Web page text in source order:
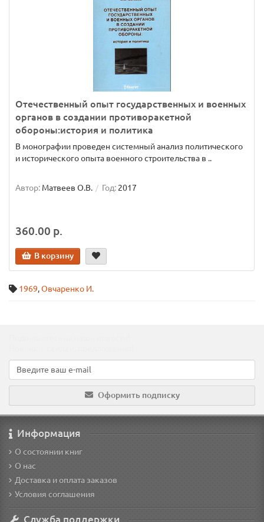
Отечественный опыт государственных и военных
органов в создании противоракетной
обороны:история и политика
В монографии проведен системный анализ политического
и исторического опыта военного строительства в ..
Автор: Матвеев О.В. Год: 2017
360.00 р.
В корзину
1969,Овчаренко И.
Оформить подписку
Информация
О состоянии книг
О нас
Доставка и оплата заказов
Условия соглашения
Служба поддержки